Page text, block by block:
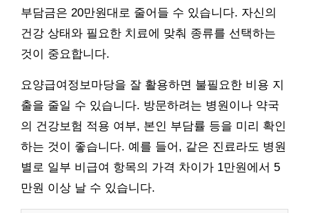
부담금은 20만원대로 줄어들 수 있습니다. 자신의
건강 상태와 필요한 치료에 맞춰 종류를 선택하는
것이 중요합니다.
요양급여정보마당을 잘 활용하면 불필요한 비용 지
출을 줄일 수 있습니다. 방문하려는 병원이나 약국
의 건강보험 적용 여부, 본인 부담률 등을 미리 확인
하는 것이 좋습니다. 예를 들어, 같은 진료라도 병원
별로 일부 비급여 항목의 가격 차이가 1만원에서 5
만원 이상 날 수 있습니다.